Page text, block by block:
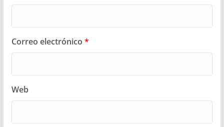
Correo electrónico *
Web